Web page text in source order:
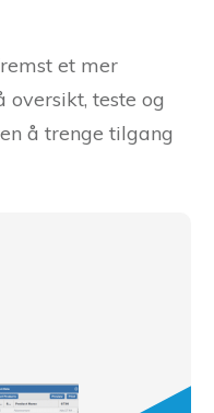
et mer
oversikt, teste og
å trenge tilgang